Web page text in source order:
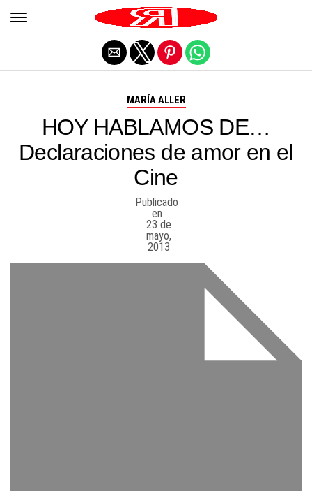
MARÍA ALLER
HOY HABLAMOS DE…
Declaraciones de amor en el
Cine
Publicado
en
23 de
mayo,
2013
Salir de la versión móvil